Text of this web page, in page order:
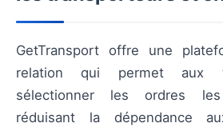
GetTransport offre une
relation qui permet aux
sélectionner les ordres
réduisant la dépendance